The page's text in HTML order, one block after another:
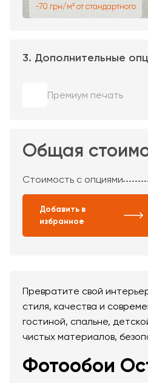
-70 грн/м² от стандартного
3. Дополнительные
Премиум печать
Общая
Стоимость с опциями
Добавить в
избранное
Превратите свой
стиля, качества и
гостиной, спальне,
чистых материалов,
Фотообои